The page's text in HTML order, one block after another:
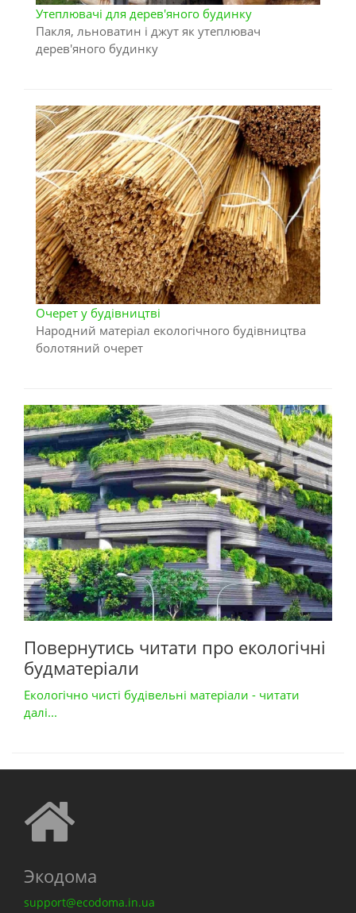
Утеплювачі для дерев'яного будинку
Пакля, льноватин і джут як утеплювач
дерев'яного будинку
Очерет у будівництві
Народний матеріал екологічного будівництва
болотяний очерет
Повернутись читати про екологічні
будматеріали
Екологічно чисті будівельні матеріали - читати
далі...
Экодома
support@ecodoma.in.ua